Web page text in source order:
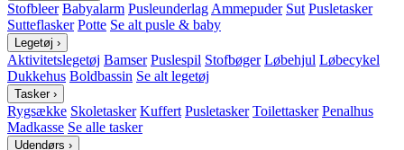
Stofbleer Babyalarm Pusleunderlag Ammepuder Sut Pusletasker
Sutteflasker Potte Se alt pusle & baby
Legetøj ›
Aktivitetslegetøj Bamser Puslespil Stofbøger Løbehjul Løbecykel
Dukkehus Boldbassin Se alt legetøj
Tasker ›
Rygsække Skoletasker Kuffert Pusletasker Toilettasker Penalhus
Madkasse Se alle tasker
Udendørs ›